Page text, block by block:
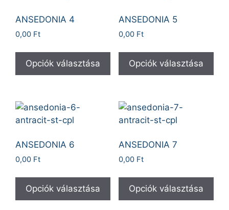
ANSEDONIA 4
0,00 Ft
Opciók választása
ANSEDONIA 5
0,00 Ft
Opciók választása
ANSEDONIA 6
0,00 Ft
Opciók választása
ANSEDONIA 7
0,00 Ft
Opciók választása